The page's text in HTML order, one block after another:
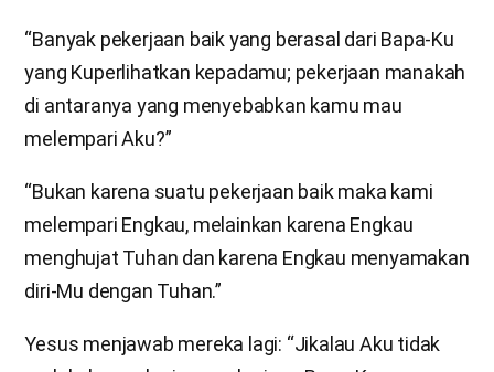
“Banyak pekerjaan baik yang berasal dari Bapa-Ku
yang Kuperlihatkan kepadamu; pekerjaan manakah
di antaranya yang menyebabkan kamu mau
melempari Aku?”
“Bukan karena suatu pekerjaan baik maka kami
melempari Engkau, melainkan karena Engkau
menghujat Tuhan dan karena Engkau menyamakan
diri-Mu dengan Tuhan.”
Yesus menjawab mereka lagi: “Jikalau Aku tidak